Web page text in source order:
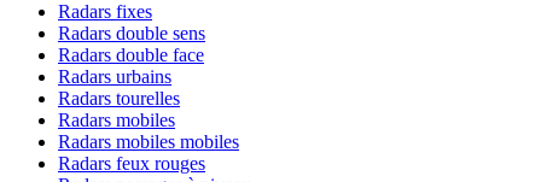
Radars fixes
Radars double sens
Radars double face
Radars urbains
Radars tourelles
Radars mobiles
Radars mobiles mobiles
Radars feux rouges